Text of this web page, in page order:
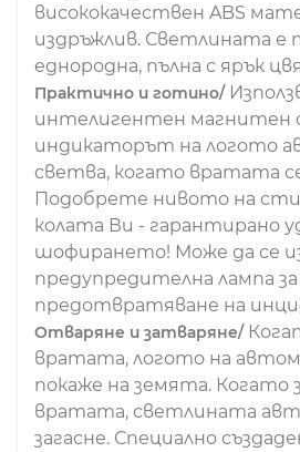
висококачествен ABS
издръжлив. Светлината е
еднородна, пълна с ярък
Практично и готино/
интелигентен магнитен
индикаторът на логото
светва, когато вратата
Подобрете нивото на
колата Ви - гарантирано
шофирането! Може да се
предупредителна лампа
предотвратяване на
Отваряне и затваряне/
вратата, логото на
покаже на земята.
вратата, светлината
загасне. Специално